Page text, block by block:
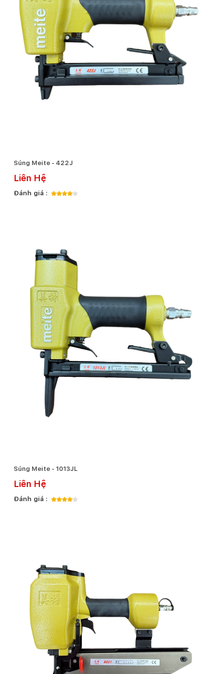
Súng Meite - 422J
Liên Hệ
Đánh giá :
Súng Meite - 1013JL
Liên Hệ
Đánh giá :